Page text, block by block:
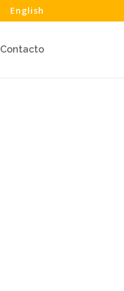
English
Contacto